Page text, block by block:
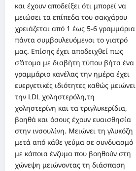
και έχουν αποδείξει ότι μπορεί να
μειώσει τα επίπεδα του σακχάρου
χρειάζεται από 1 έως 5-6 γραμμάρια
πάντα συμβουλευόμενοι το γιατρό
μας. Επίσης έχει αποδειχθεί πως
σ’άτομα με διαβήτη τύπου βήτα ένα
γραμμάριο κανέλας την ημέρα έχει
ευεργετικές ιδιότητες καθώς μειώνει
την LDL χοληστερόλη,τη
χοληστερίνη και τα τριγλυκερίδια,
βοηθά και όσους έχουν ευαισθησία
στην ινσουλίνη. Μειώνει τη γλυκόζη
μετά από κάθε γεύμα σε συνδυασμό
με κάποια ένζυμα που βοηθούν στη
χώνεψη μειώνοντας τη διάσπαση